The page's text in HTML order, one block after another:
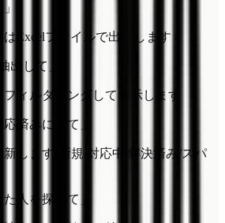
Excelファイルで出力します
出して」
ィルタリングして表示します
済みにして」
します(新規/対応中/解決済み/スパ
人を探して」